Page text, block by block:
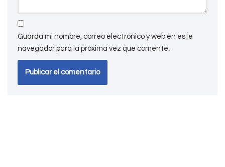
Guarda mi nombre, correo electrónico y web en este
navegador para la próxima vez que comente.